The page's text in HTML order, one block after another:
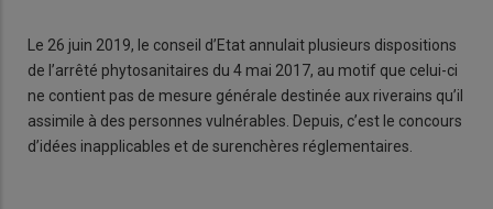
Le 26 juin 2019, le conseil d’Etat annulait plusieurs dispositions
de l’arrêté phytosanitaires du 4 mai 2017, au motif que celui-ci
ne contient pas de mesure générale destinée aux riverains qu’il
assimile à des personnes vulnérables. Depuis, c’est le concours
d’idées inapplicables et de surenchères réglementaires.